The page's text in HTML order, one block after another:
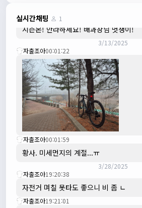
실시간채팅 1
JIWOON23:26:13
시즌온! 안라하세요! 배과장님 멋쟁이!
3/13/2025
자출조아00:01:22
자출조아00:01:59
황사. 미세먼지의 계절...ㅠ
3/28/2025
자출조아19:20:38
자전거 며칠 못타도 좋으니 비 좀 ㄴ
자출조아19:21:01